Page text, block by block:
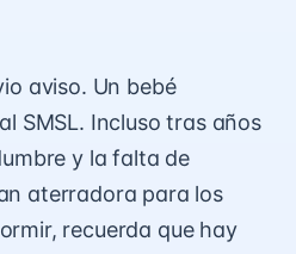
aviso. Un bebé
SMSL. Incluso tras años
y la falta de
aterradora para los
recuerda que hay